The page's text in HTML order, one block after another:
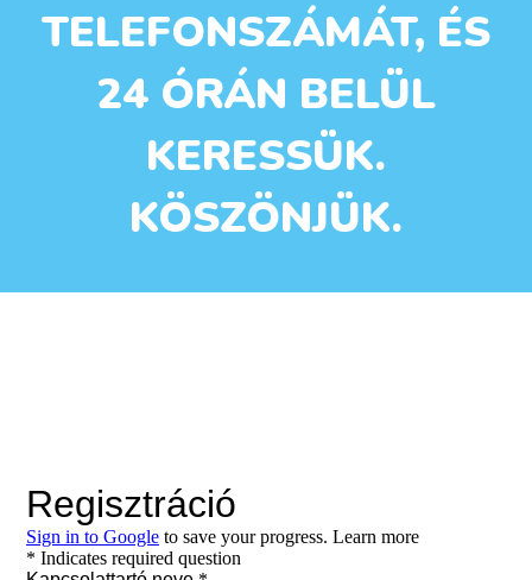
TELEFONSZÁMÁT, ÉS
24 ÓRÁN BELÜL
KERESSÜK.
KÖSZÖNJÜK.